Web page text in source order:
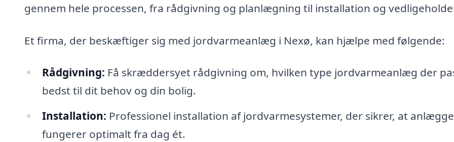
gennem hele processen, fra rådgivning og planlægning til installation og
Et firma, der beskæftiger sig med jordvarmeanlæg i Nexø, kan hjælpe med følgende:
Rådgivning: Få skræddersyet rådgivning om, hvilken type jordvarmeanlæg der
bedst til dit behov og din bolig.
Installation: Professionel installation af jordvarmesystemer, der sikrer, at
fungerer optimalt fra dag ét.